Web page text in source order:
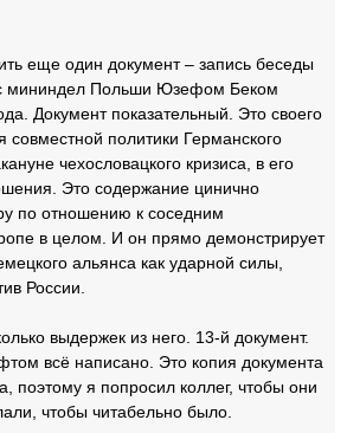
еще один документ – запись беседы
мининдел Польши Юзефом Беком
Документ показательный. Это своего
совместной политики Германского
чехословацкого кризиса, в его
Это содержание цинично
по отношению к соседним
в целом. И он прямо демонстрирует
альянса как ударной силы,
России.
выдержек из него. 13-й документ.
всё написано. Это копия документа
поэтому я попросил коллег, чтобы они
чтобы читабельно было.